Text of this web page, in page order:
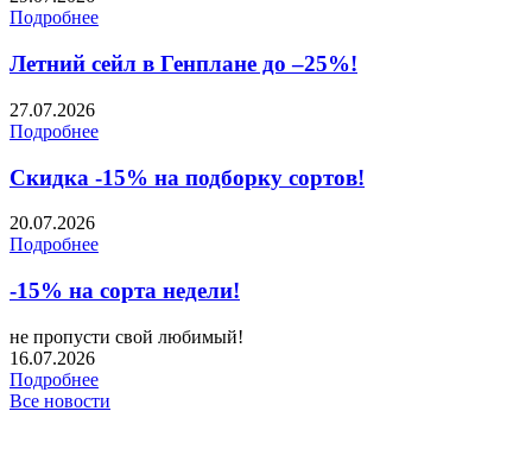
Подробнее
Летний сейл в Генплане до –25%!
27.07.2026
Подробнее
Скидка -15% на подборку сортов!
20.07.2026
Подробнее
-15% на сорта недели!
не пропусти свой любимый!
16.07.2026
Подробнее
Все новости